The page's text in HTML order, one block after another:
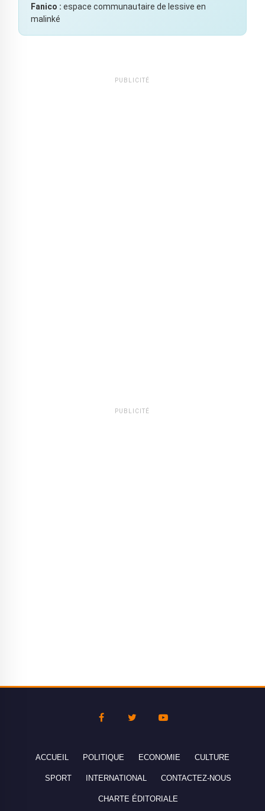
Fanico : espace communautaire de lessive en
malinké
PUBLICITÉ
PUBLICITÉ
ACCUEIL POLITIQUE ECONOMIE CULTURE
SPORT INTERNATIONAL CONTACTEZ-NOUS
CHARTE ÉDITORIALE